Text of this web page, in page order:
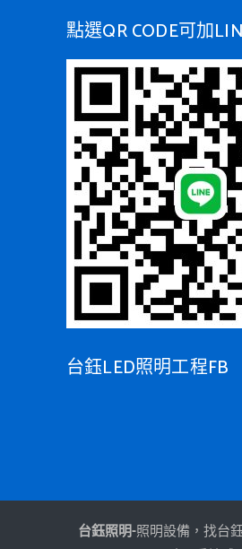
點選QR CODE可加
台鈺LED照明工程FB
台鈺照明-照明設備，找台